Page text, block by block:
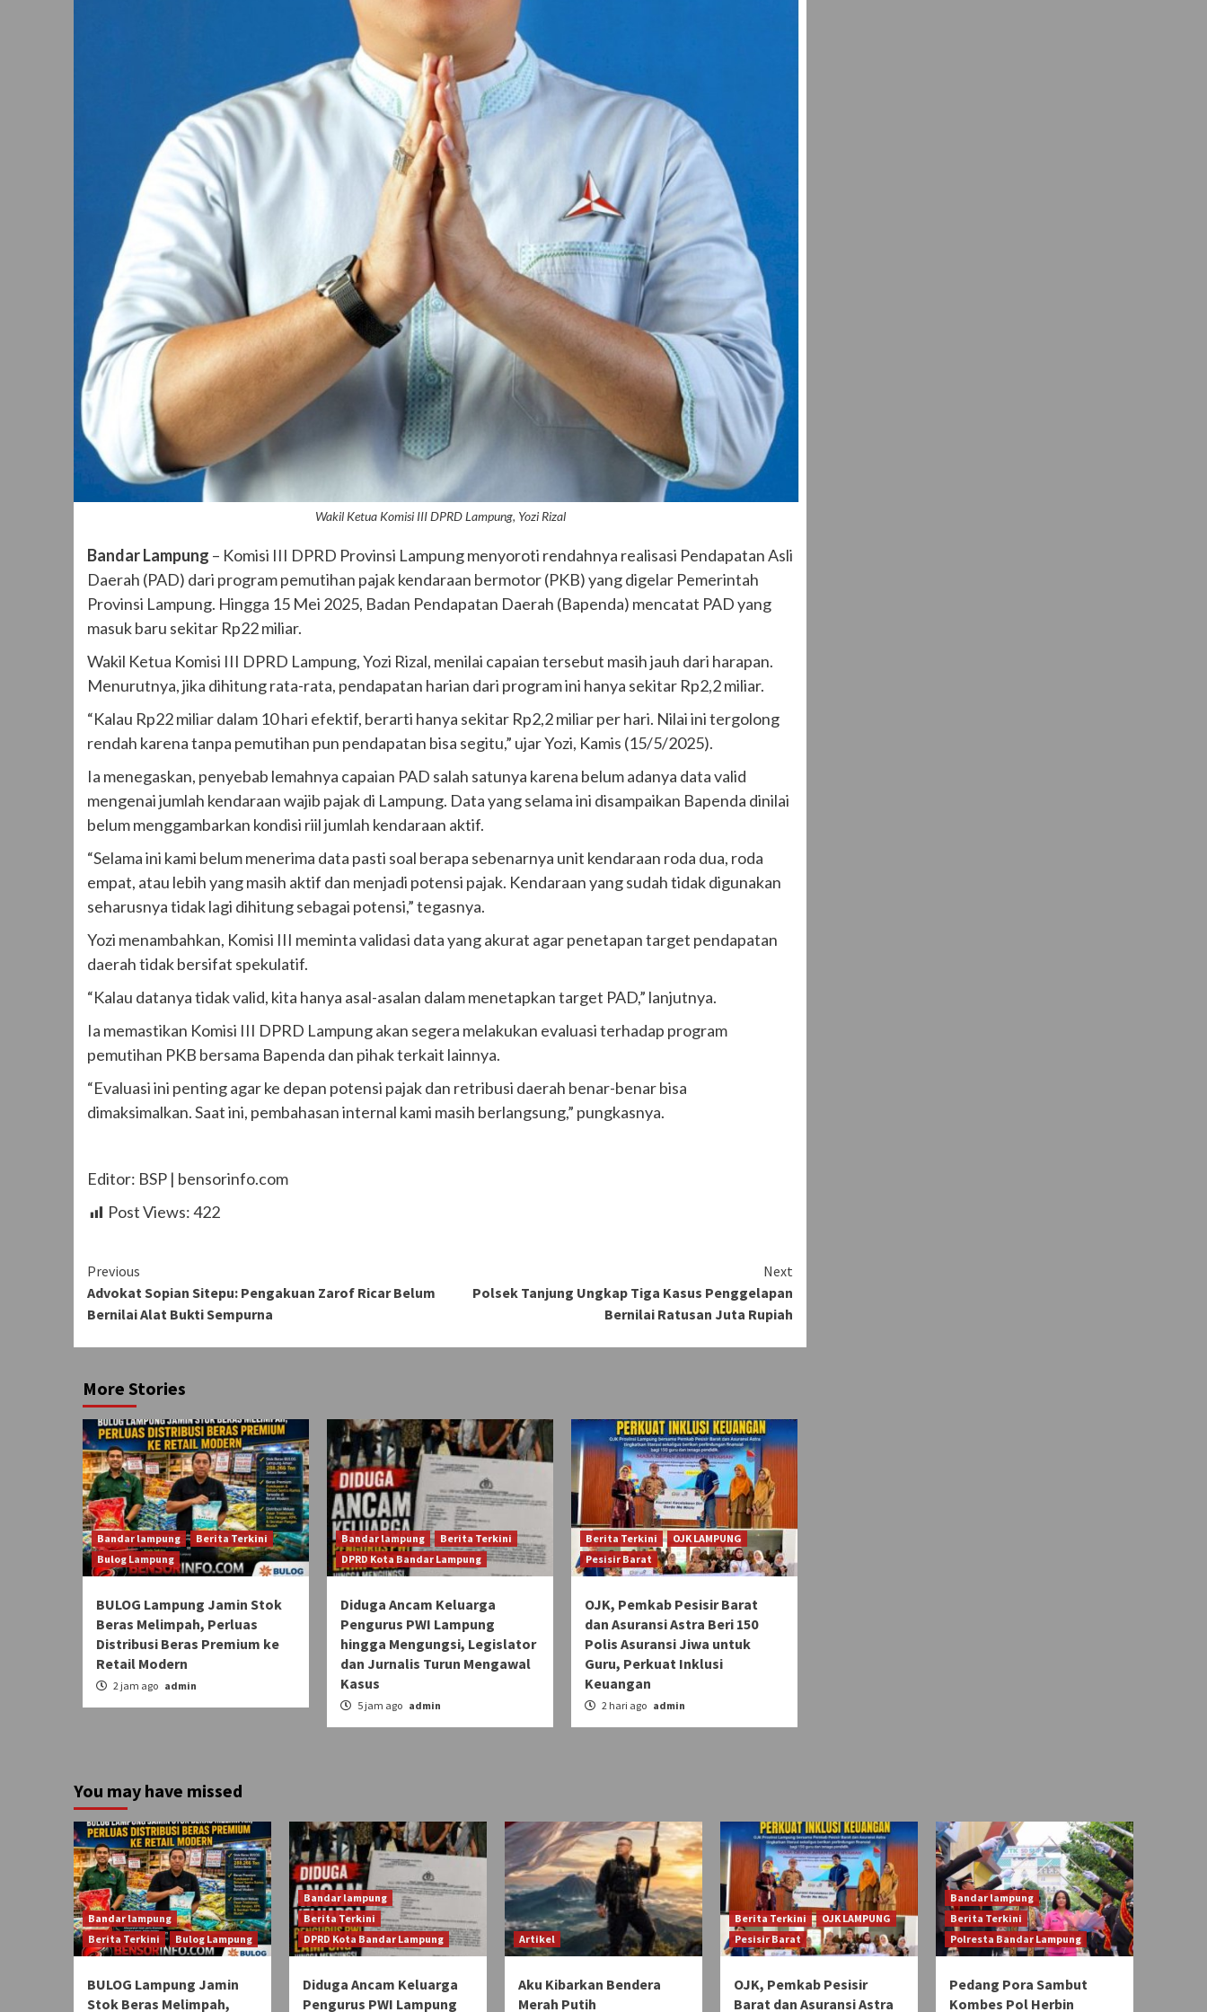
Wakil Ketua Komisi III DPRD Lampung, Yozi Rizal
Bandar Lampung – Komisi III DPRD Provinsi Lampung menyoroti rendahnya realisasi Pendapatan Asli
Daerah (PAD) dari program pemutihan pajak kendaraan bermotor (PKB) yang digelar Pemerintah
Provinsi Lampung. Hingga 15 Mei 2025, Badan Pendapatan Daerah (Bapenda) mencatat PAD yang
masuk baru sekitar Rp22 miliar.
Wakil Ketua Komisi III DPRD Lampung, Yozi Rizal, menilai capaian tersebut masih jauh dari harapan.
Menurutnya, jika dihitung rata-rata, pendapatan harian dari program ini hanya sekitar Rp2,2 miliar.
“Kalau Rp22 miliar dalam 10 hari efektif, berarti hanya sekitar Rp2,2 miliar per hari. Nilai ini tergolong
rendah karena tanpa pemutihan pun pendapatan bisa segitu,” ujar Yozi, Kamis (15/5/2025).
Ia menegaskan, penyebab lemahnya capaian PAD salah satunya karena belum adanya data valid
mengenai jumlah kendaraan wajib pajak di Lampung. Data yang selama ini disampaikan Bapenda dinilai
belum menggambarkan kondisi riil jumlah kendaraan aktif.
“Selama ini kami belum menerima data pasti soal berapa sebenarnya unit kendaraan roda dua, roda
empat, atau lebih yang masih aktif dan menjadi potensi pajak. Kendaraan yang sudah tidak digunakan
seharusnya tidak lagi dihitung sebagai potensi,” tegasnya.
Yozi menambahkan, Komisi III meminta validasi data yang akurat agar penetapan target pendapatan
daerah tidak bersifat spekulatif.
“Kalau datanya tidak valid, kita hanya asal-asalan dalam menetapkan target PAD,” lanjutnya.
Ia memastikan Komisi III DPRD Lampung akan segera melakukan evaluasi terhadap program
pemutihan PKB bersama Bapenda dan pihak terkait lainnya.
“Evaluasi ini penting agar ke depan potensi pajak dan retribusi daerah benar-benar bisa
dimaksimalkan. Saat ini, pembahasan internal kami masih berlangsung,” pungkasnya.
Editor: BSP | bensorinfo.com
Post Views:422
Continue
Reading
Previous
Advokat Sopian Sitepu: Pengakuan Zarof Ricar Belum
Bernilai Alat Bukti Sempurna
Next
Polsek Tanjung Ungkap Tiga Kasus Penggelapan
Bernilai Ratusan Juta Rupiah
More Stories
Bandar lampung
Berita Terkini
Bulog Lampung
BULOG Lampung Jamin Stok
Beras Melimpah, Perluas
Distribusi Beras Premium ke
Retail Modern
2 jam ago admin
Bandar lampung
Berita Terkini
DPRD Kota Bandar Lampung
Diduga Ancam Keluarga
Pengurus PWI Lampung
hingga Mengungsi, Legislator
dan Jurnalis Turun Mengawal
Kasus
5 jam ago admin
Berita Terkini
OJK LAMPUNG
Pesisir Barat
OJK, Pemkab Pesisir Barat
dan Asuransi Astra Beri 150
Polis Asuransi Jiwa untuk
Guru, Perkuat Inklusi
Keuangan
2 hari ago admin
You may have missed
Bandar lampung
Berita Terkini
Bulog Lampung
BULOG Lampung Jamin
Stok Beras Melimpah,
Bandar lampung
Berita Terkini
DPRD Kota Bandar Lampung
Diduga Ancam Keluarga
Pengurus PWI Lampung
Artikel
Aku Kibarkan Bendera
Merah Putih
Berita Terkini
OJK LAMPUNG
Pesisir Barat
OJK, Pemkab Pesisir
Barat dan Asuransi Astra
Bandar lampung
Berita Terkini
Polresta Bandar Lampung
Pedang Pora Sambut
Kombes Pol Herbin